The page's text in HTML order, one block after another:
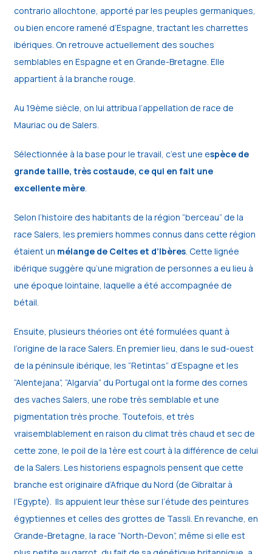
contrario allochtone, apporté par les peuples germaniques,
ou bien encore ramené d’Espagne, tractant les charrettes
ibériques. On retrouve actuellement des souches
semblables en Espagne et en Grande-Bretagne. Elle
appartient à la branche rouge.
Au 19ème siècle, on lui attribua l’appellation de race de
Mauriac ou de Salers.
Sélectionnée à la base pour le travail, c’est une espèce de
grande taille, très costaude, ce qui en fait une
excellente mère.
Selon l’histoire des habitants de la région “berceau” de la
race Salers, les premiers hommes connus dans cette région
étaient un mélange de Celtes et d’Ibères. Cette lignée
ibérique suggère qu’une migration de personnes a eu lieu à
une époque lointaine, laquelle a été accompagnée de
bétail.
Ensuite, plusieurs théories ont été formulées quant à
l’origine de la race Salers. En premier lieu, dans le sud-ouest
de la péninsule ibérique, les “Retintas” d’Espagne et les
“Alentejana”, “Algarvia” du Portugal ont la forme des cornes
des vaches Salers, une robe très semblable et une
pigmentation très proche. Toutefois, et très
vraisemblablement en raison du climat très chaud et sec de
cette zone, le poil de la 1ère est court à la différence de celui
de la Salers. Les historiens espagnols pensent que cette
branche est originaire d’Afrique du Nord (de Gibraltar à
l’Egypte). Ils appuient leur thèse sur l’étude des peintures
égyptiennes et celles des grottes de Tassli. En revanche, en
Grande-Bretagne, la race “North-Devon”, même si elle est